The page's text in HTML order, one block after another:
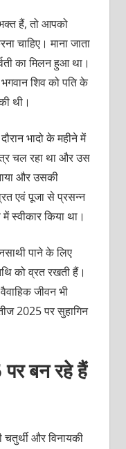
हैं, तो आपको
चाहिए। माना जाता
का मिलन हुआ था।
शिव को पति के
थी।
भादो के महीने में
चल रहा था और उस
और उसकी
एवं पूजा से प्रसन्‍न
स्‍वीकार किया था।
पाने के लिए
को व्रत रखती हैं।
जीवन भी
2025 पर सुहागिन
बन रहे हैं
और विनायकी